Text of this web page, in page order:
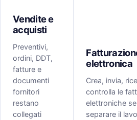
Vendite e
acquisti
Preventivi,
ordini, DDT,
fatture e
documenti
fornitori
restano
collegati
elettronica
Crea, invia,
controlla le
elettroniche
separare il